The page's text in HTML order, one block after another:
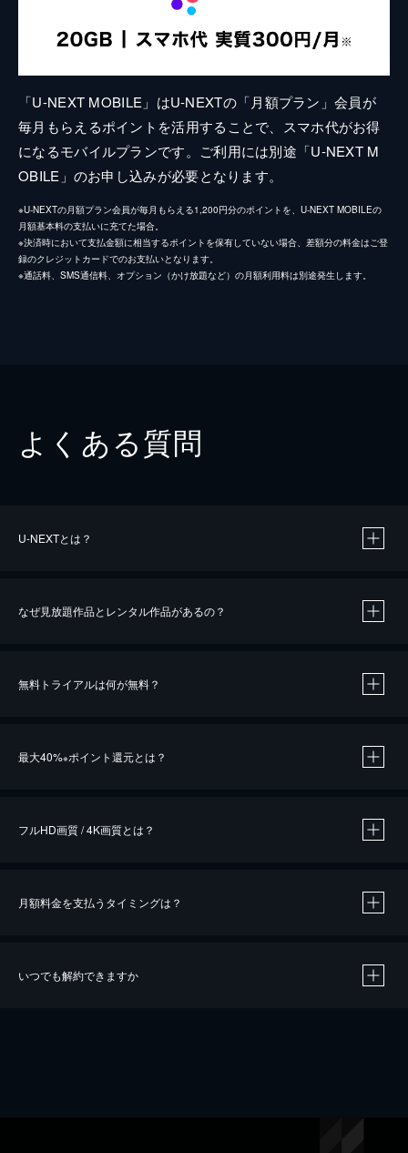
「U-NEXT MOBILE」はU-NEXTの「月額プラン」会員が
毎月もらえるポイントを活用することで、スマホ代がお得
になるモバイルプランです。ご利用には別途「U-NEXT M
OBILE」のお申し込みが必要となります。
※U-NEXTの月額プラン会員が毎月もらえる1,200円分のポイントを、U-NEXT MOBILEの
月額基本料の支払いに充てた場合。
※決済時において支払金額に相当するポイントを保有していない場合、差額分の料金はご登
録のクレジットカードでのお支払いとなります。
※通話料、SMS通信料、オプション（かけ放題など）の月額利用料は別途発生します。
よくある質問
U-NEXTとは？
なぜ見放題作品とレンタル作品があるの？
無料トライアルは何が無料？
最大40%※ポイント還元とは？
※40％ポイント還元の対象は、クレジットカード決済による作品の購入 / レンタルです。
iOSアプリのUコイン決済による作品の購入 / レンタルは、20％のポイント還元です。
フルHD画質 / 4K画質とは？
月額料金を支払うタイミングは？
いつでも解約できますか